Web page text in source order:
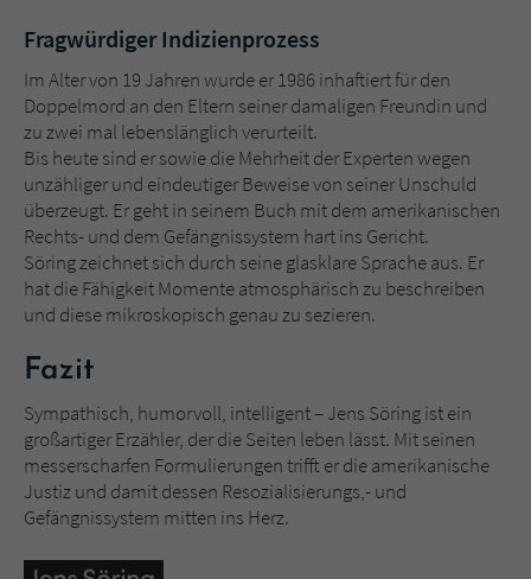
Fragwürdiger Indizienprozess
Im Alter von 19 Jahren wurde er 1986 inhaftiert für den
Doppelmord an den Eltern seiner damaligen Freundin und
zu zwei mal lebenslänglich verurteilt.
Bis heute sind er sowie die Mehrheit der Experten wegen
unzähliger und eindeutiger Beweise von seiner Unschuld
überzeugt. Er geht in seinem Buch mit dem amerikanischen
Rechts- und dem Gefängnissystem hart ins Gericht.
Söring zeichnet sich durch seine glasklare Sprache aus. Er
hat die Fähigkeit Momente atmosphärisch zu beschreiben
und diese mikroskopisch genau zu sezieren.
Fazit
Sympathisch, humorvoll, intelligent – Jens Söring ist ein
großartiger Erzähler, der die Seiten leben lässt. Mit seinen
messerscharfen Formulierungen trifft er die amerikanische
Justiz und damit dessen Resozialisierungs,- und
Gefängnissystem mitten ins Herz.